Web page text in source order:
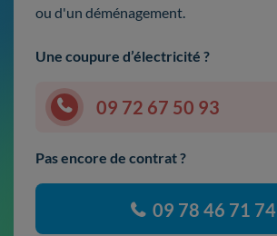
ou d'un déménagement.
Une coupure d’électricité ?
09 72 67 50 93
Pas encore de contrat ?
09 78 46 71 74